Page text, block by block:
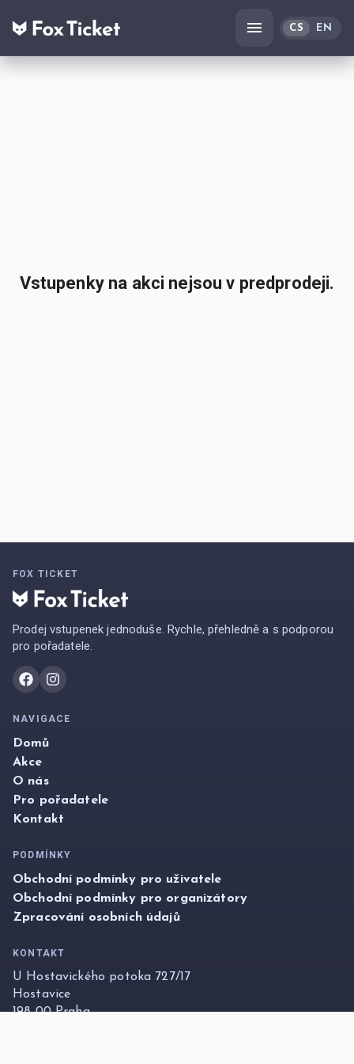
CS EN
Vstupenky na akci nejsou v predprodeji.
FOX TICKET
Prodej vstupenek jednoduše. Rychle, přehledně a s podporou
pro pořadatele.
NAVIGACE
Domů
Akce
O nás
Pro pořadatele
Kontakt
PODMÍNKY
Obchodní podmínky pro uživatele
Obchodní podmínky pro organizátory
Zpracování osobních údajů
KONTAKT
U Hostavického potoka 727/17
Hostavice
198 00 Praha